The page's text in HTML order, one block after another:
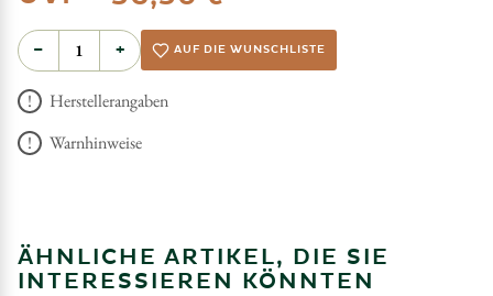
− + AUF DIE WUNSCHLISTE
Herstellerangaben
Warnhinweise
ÄHNLICHE ARTIKEL, DIE SIE
INTERESSIEREN KÖNNTEN